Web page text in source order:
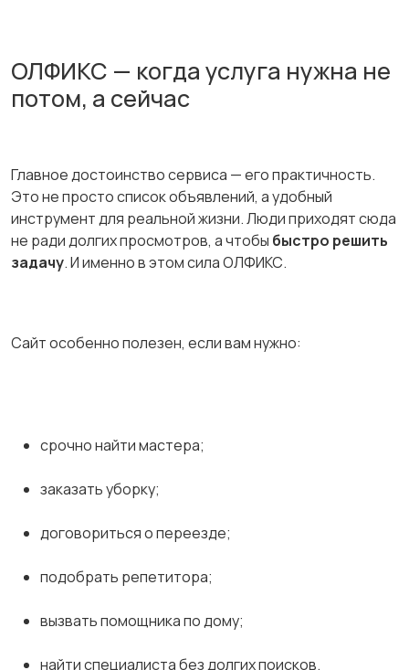
ОЛФИКС — когда услуга нужна не
потом, а сейчас
Главное достоинство сервиса — его практичность.
Это не просто список объявлений, а удобный
инструмент для реальной жизни. Люди приходят сюда
не ради долгих просмотров, а чтобы быстро решить
задачу. И именно в этом сила ОЛФИКС.
Сайт особенно полезен, если вам нужно:
срочно найти мастера;
заказать уборку;
договориться о переезде;
подобрать репетитора;
вызвать помощника по дому;
найти специалиста без долгих поисков.